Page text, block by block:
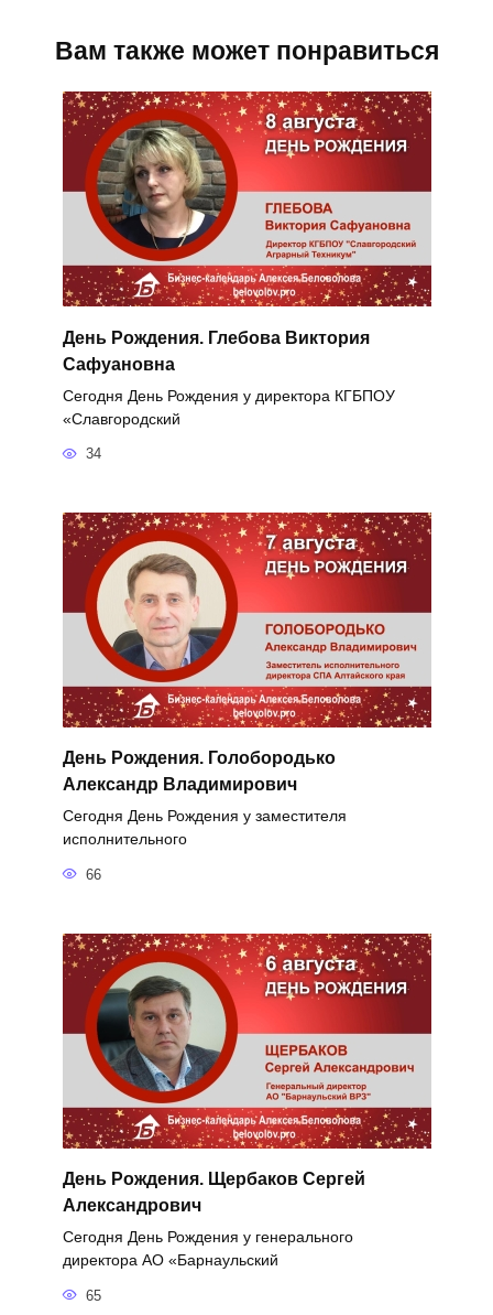
Вам также может понравиться
День Рождения. Глебова Виктория
Сафуановна
Сегодня День Рождения у директора КГБПОУ
«Славгородский
34
День Рождения. Голобородько
Александр Владимирович
Сегодня День Рождения у заместителя
исполнительного
66
День Рождения. Щербаков Сергей
Александрович
Сегодня День Рождения у генерального
директора АО «Барнаульский
65